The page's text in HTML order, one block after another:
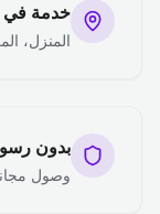
خدمة
المنزل،
بدون
وصول